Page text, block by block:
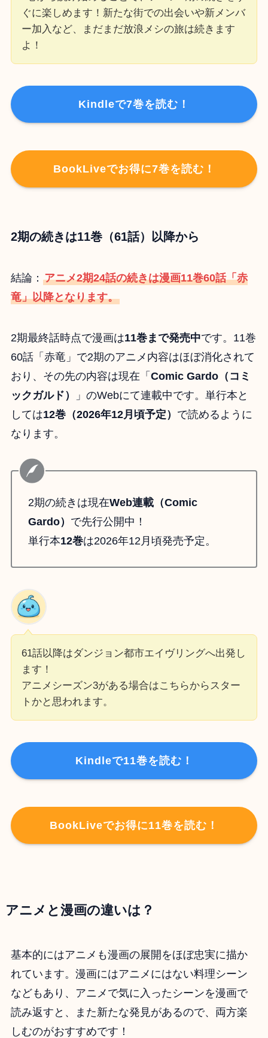
ぐに楽しめます！新たな街での出会いや新メンバ
ー加入など、まだまだ放浪メシの旅は続きます
よ！
Kindleで7巻を読む！
BookLiveでお得に7巻を読む！
2期の続きは11巻（61話）以降から
結論： アニメ2期24話の続きは漫画11巻60話「赤
竜」以降となります。
2期最終話時点で漫画は11巻まで発売中です。11巻
60話「赤竜」で2期のアニメ内容はほぼ消化されて
おり、その先の内容は現在「 Comic Gardo（コミ
ックガルド）
」のWebにて連載中です。単行本と
しては12巻（2026年12月頃予定） で読めるように
なります。
2期の続きは現在Web連載（Comic
Gardo） で先行公開中！
単行本12巻は2026年12月頃発売予定。
61話以降はダンジョン都市エイヴリングへ出発し
ます！
アニメシーズン3がある場合はこちらからスター
トかと思われます。
Kindleで11巻を読む！
BookLiveでお得に11巻を読む！
アニメと漫画の違いは？
基本的にはアニメも漫画の展開をほぼ忠実に描か
れています。漫画にはアニメにはない料理シーン
などもあり、アニメで気に入ったシーンを漫画で
読み返すと、また新たな発見があるので、両方楽
しむのがおすすめです！